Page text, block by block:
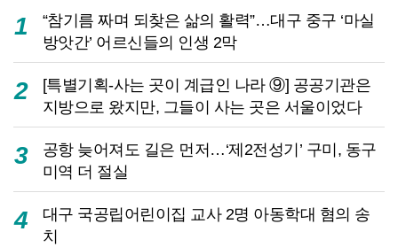
1
“참기름 짜며 되찾은 삶의 활력”…대구 중구 ‘마실
방앗간’ 어르신들의 인생 2막
2
[특별기획-사는 곳이 계급인 나라 ⑨] 공공기관은
지방으로 왔지만, 그들이 사는 곳은 서울이었다
3
공항 늦어져도 길은 먼저…‘제2전성기’ 구미, 동구
미역 더 절실
4
대구 국공립어린이집 교사 2명 아동학대 혐의 송
치